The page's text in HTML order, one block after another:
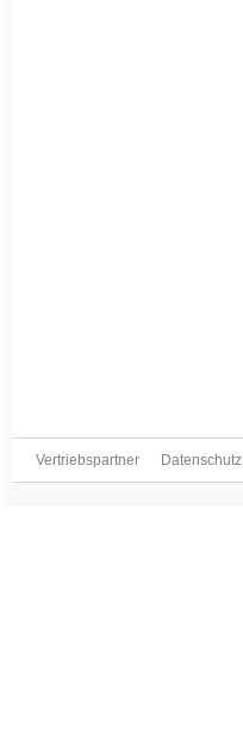
Vertriebspartner Datenschutz